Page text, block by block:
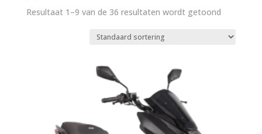
Resultaat 1–9 van de 36 resultaten wordt getoond